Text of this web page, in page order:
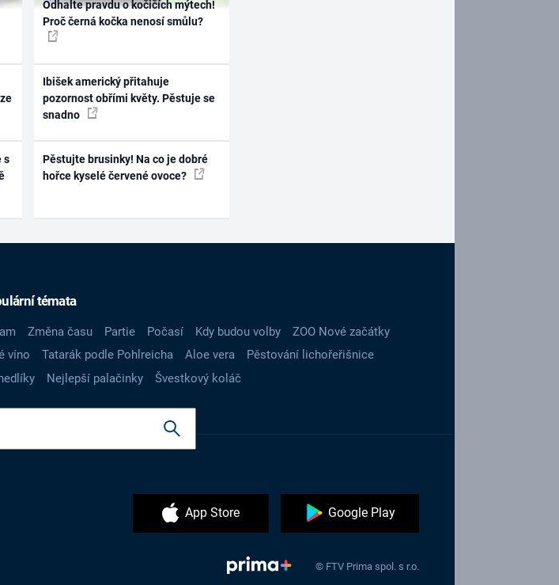
s
Odhalte pravdu o kočičích mýtech!
Proč černá kočka nenosí smůlu?
Ibišek americký přitahuje
pozornost obřími květy. Pěstuje se
snadno
Pěstujte brusinky! Na co je dobré
hořce kyselé červené ovoce?
témata
Změna času Partie Počasí Kdy budou volby
ZOO Nové začátky
víno Tatarák podle Pohlreicha Aloe vera
Pěstování lichořeřišnice
Nejlepší palačinky Švestkový koláč
App Store Google Play
© FTV Prima spol. s r.o.